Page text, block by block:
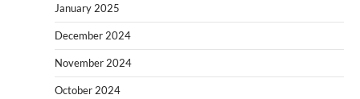
January 2025
December 2024
November 2024
October 2024